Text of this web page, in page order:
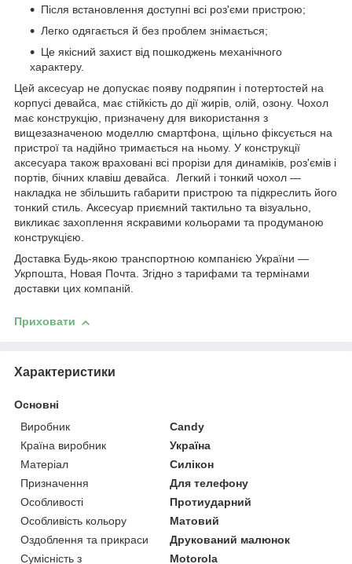
Після встановлення доступні всі роз'єми пристрою;
Легко одягається й без проблем знімається;
Це якісний захист від пошкоджень механічного
характеру.
Цей аксесуар не допускає появу подряпин і потертостей на
корпусі девайса, має стійкість до дії жирів, олій, озону. Чохол
має конструкцію, призначену для використання з
вищезазначеною моделлю смартфона, щільно фіксується на
пристрої та надійно тримається на ньому. У конструкції
аксесуара також враховані всі прорізи для динаміків, роз'ємів і
портів, бічних клавіш девайса. Легкий і тонкий чохол —
накладка не збільшить габарити пристрою та підкреслить його
тонкий стиль. Аксесуар приємний тактильно та візуально,
викликає захоплення яскравими кольорами та продуманою
конструкцією.
Доставка Будь-якою транспортною компанією України —
Укрпошта, Новая Почта. Згідно з тарифами та термінами
доставки цих компаній.
Приховати
Характеристики
Основні
Виробник
Candy
Країна виробник
Україна
Матеріал
Силікон
Призначення
Для телефону
Особливості
Протиударний
Особливість кольору
Матовий
Оздоблення та прикраси
Друкований малюнок
Сумісність з
Motorola